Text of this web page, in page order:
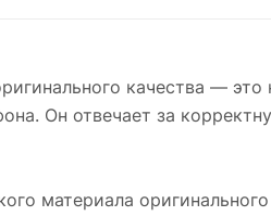
качества —
Он отвечает за
материала